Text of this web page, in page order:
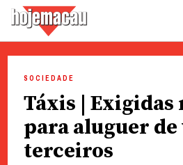
content
SOCIEDADE
Táxis | Exigidas
para aluguer de
terceiros